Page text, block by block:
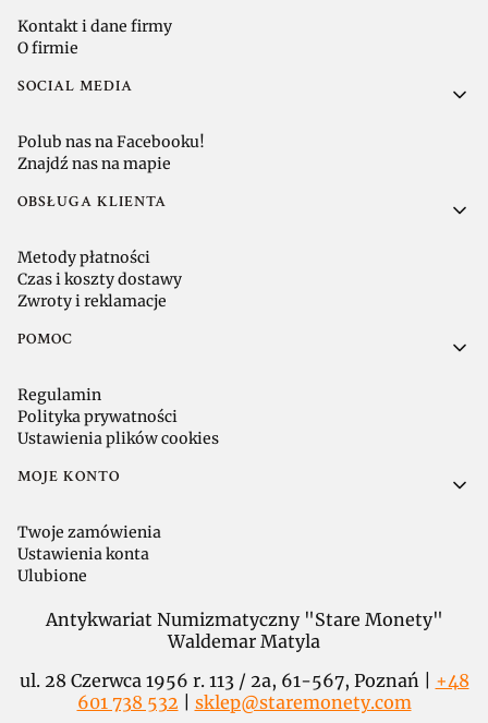
Kontakt i dane firmy
O firmie
SOCIAL MEDIA
Polub nas na Facebooku!
Znajdź nas na mapie
OBSŁUGA KLIENTA
Metody płatności
Czas i koszty dostawy
Zwroty i reklamacje
POMOC
Regulamin
Polityka prywatności
Ustawienia plików cookies
MOJE KONTO
Twoje zamówienia
Ustawienia konta
Ulubione
Antykwariat Numizmatyczny "Stare Monety"
Waldemar Matyla
ul. 28 Czerwca 1956 r. 113 / 2a, 61-567, Poznań | +48
601 738 532
sklep@staremonety.com